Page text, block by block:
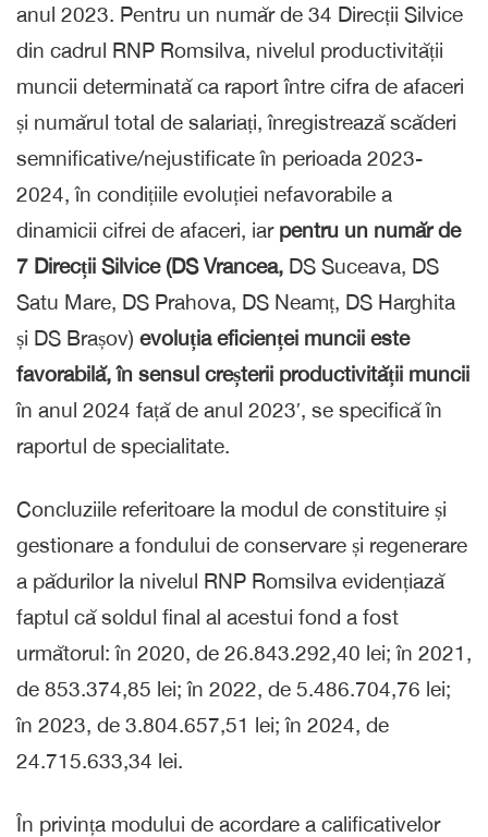
anul 2023. Pentru un număr de 34 Direcții Silvice
din cadrul RNP Romsilva, nivelul productivității
muncii determinată ca raport între cifra de afaceri
și numărul total de salariați, înregistrează scăderi
semnificative/nejustificate în perioada 2023-
2024, în condițiile evoluției nefavorabile a
dinamicii cifrei de afaceri, iar pentru un număr de
7 Direcții Silvice (DS Vrancea, DS Suceava, DS
Satu Mare, DS Prahova, DS Neamț, DS Harghita
și DS Brașov) evoluția eficienței muncii este
favorabilă, în sensul creșterii productivității muncii
în anul 2024 față de anul 2023′, se specifică în
raportul de specialitate.
Concluziile referitoare la modul de constituire și
gestionare a fondului de conservare și regenerare
a pădurilor la nivelul RNP Romsilva evidențiază
faptul că soldul final al acestui fond a fost
următorul: în 2020, de 26.843.292,40 lei; în 2021,
de 853.374,85 lei; în 2022, de 5.486.704,76 lei;
în 2023, de 3.804.657,51 lei; în 2024, de
24.715.633,34 lei.
În privința modului de acordare a calificativelor